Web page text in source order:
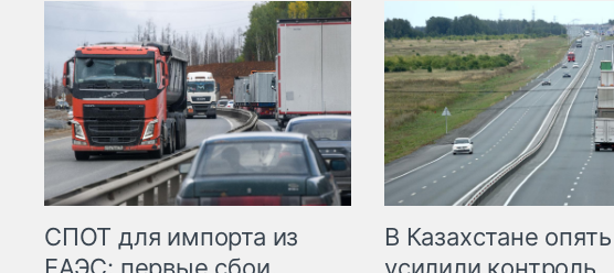
СПОТ для импорта из
ЕАЭС: первые сбои,
В Казахстане опять
усилили контроль